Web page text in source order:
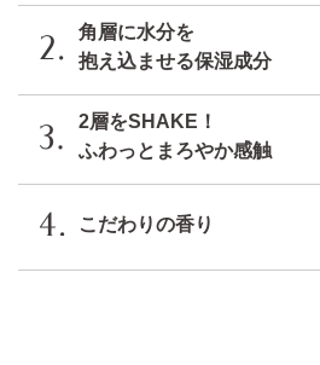
角層に水分を
抱え込ませる保湿成分
2層をSHAKE！
ふわっとまろやか感触
こだわりの香り